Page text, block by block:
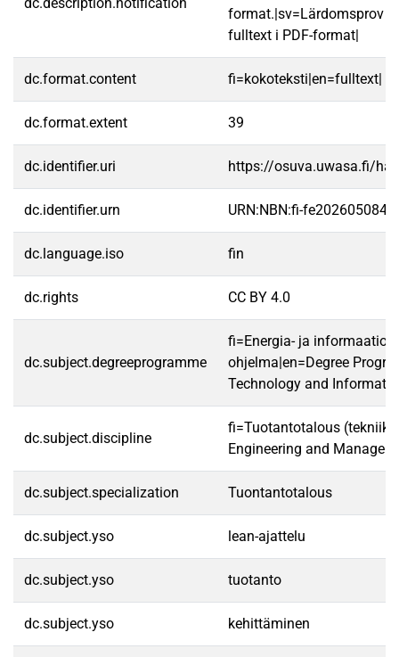
format.|sv=Lärdomsprov
fulltext i PDF-format|
dc.format.content fi=kokoteksti|en=fulltext|
dc.format.extent 39
dc.identifier.uri https://osuva.uwasa.fi/
dc.identifier.urn URN:NBN:fi-
dc.language.iso fin
dc.rights CC BY 4.0
dc.subject.degreeprogramme
fi=Energia- ja
ohjelma|en=Degree
Technology and
dc.subject.discipline
fi=Tuotantotalous
Engineering and
dc.subject.specialization Tuontantotalous
dc.subject.yso lean-ajattelu
dc.subject.yso tuotanto
dc.subject.yso kehittäminen